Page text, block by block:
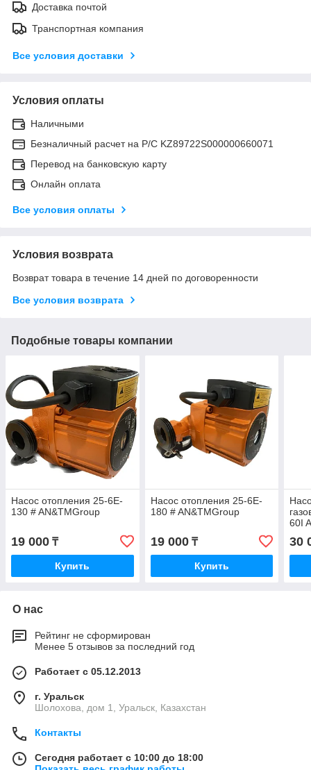
Доставка почтой
Транспортная компания
Все условия доставки
Условия оплаты
Наличными
Безналичный расчет на Р/С KZ89722S000000660071
Перевод на банковскую карту
Онлайн оплата
Все условия оплаты
Условия возврата
Возврат товара в течение 14 дней по договоренности
Все условия возврата
Подобные товары компании
Насос отопления 25-6E-
130 # AN&TMGroup
19 000 ₸
Купить
Насос отопления 25-6E-
180 # AN&TMGroup
19 000₸
Купить
60I
30
О нас
Рейтинг не сформирован
Менее 5 отзывов за последний год
Работает с 05.12.2013
г. Уральск
Шолохова, дом 1, Уральск, Казахстан
Контакты
Сегодня работает с 10:00 до 18:00